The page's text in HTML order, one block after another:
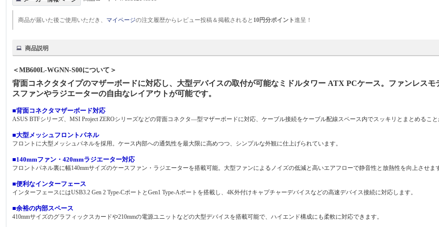
商品が届いた後ご使用いただき、 マイページの注文履歴からレビュー投稿＆掲載されると 10円分ポイント進呈！
商品説明
＜MB600L-WGNN-S00について＞
背面コネクタタイプのマザーボードに対応し、大型デバイスの取付が可能なミドルタワー ATX PCケース。ファンレスモ
スファンやラジエーターの自由なレイアウトが可能です。
■背面コネクタマザーボード対応
ASUS BTFシリーズ、MSI Project ZEROシリーズなどの背面コネクタ―型マザーボードに対応、ケーブル接続をケーブル配線スペース内でスッキリとまとめること
■大型メッシュフロントパネル
フロントに大型メッシュパネルを採用。ケース内部への通気性を最大限に高めつつ、シンプルな外観に仕上げられています。
■140mmファン・420mmラジエーター対応
フロントパネル裏に幅140mmサイズのケースファン・ラジエーターを搭載可能。大型ファンによるノイズの低減と高いエアフローで静音性と放熱性を向上させま
■便利なインターフェース
インターフェースにはUSB3.2 Gen 2 Type-CポートとGen1 Type-Aポートを搭載し、4K外付けキャプチャーデバイスなどの高速デバイス接続に対応します。
■余裕の内部スペース
410mmサイズのグラフィックスカードや210mmの電源ユニットなどの大型デバイスを搭載可能で、ハイエンド構成にも柔軟に対応できます。